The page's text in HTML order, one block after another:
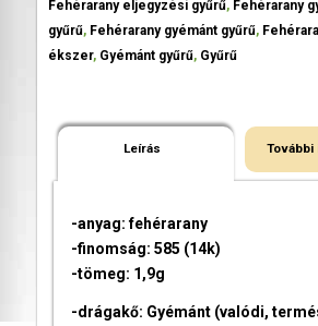
Fehérarany eljegyzési gyűrű, Fehérarany
gyűrű, Fehérarany gyémánt gyűrű,
ékszer, Gyémánt gyűrű, Gyűrű
Leírás
-anyag: fehérarany
-finomság: 585 (14k)
-tömeg: 1,9g
-drágakő: Gyémánt (valódi,